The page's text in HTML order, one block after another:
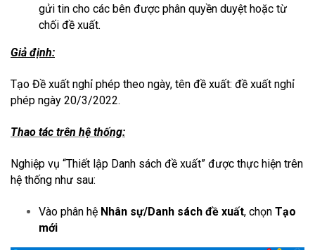
gửi tin cho các bên được phân quyền duyệt hoặc từ
chối đề xuất.
Giả định:
Tạo Đề xuất nghỉ phép theo ngày, tên đề xuất: đề xuất nghỉ
phép ngày 20/3/2022.
Thao tác trên hệ thống:
Nghiệp vụ “Thiết lập Danh sách đề xuất” được thực hiện trên
hệ thống như sau:
Vào phân hệ Nhân sự/Danh sách đề xuất, chọn Tạo
mới